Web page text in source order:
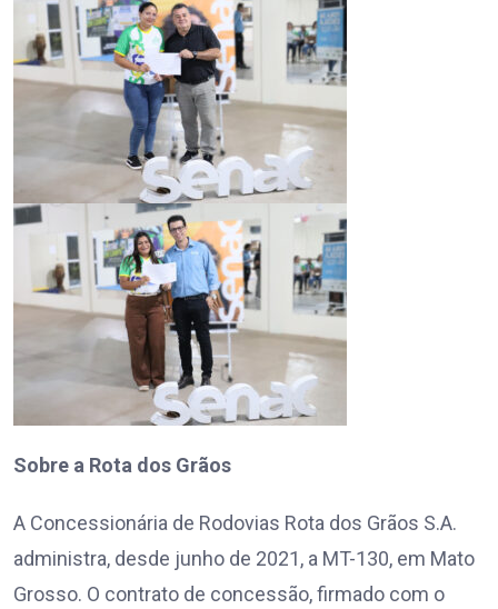
Sobre a Rota dos Grãos
A Concessionária de Rodovias Rota dos Grãos S.A.
administra, desde junho de 2021, a MT-130, em Mato
Grosso. O contrato de concessão, firmado com o